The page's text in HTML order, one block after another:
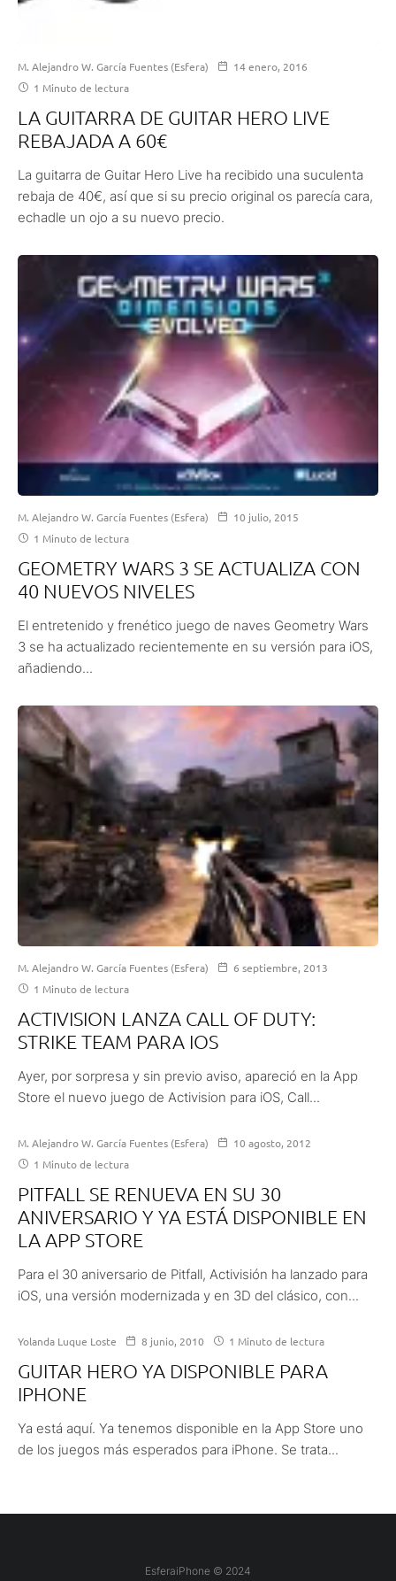
M. Alejandro W. García Fuentes (Esfera)
14 enero, 2016
1 Minuto de lectura
LA GUITARRA DE GUITAR HERO LIVE
REBAJADA A 60€
La guitarra de Guitar Hero Live ha recibido una suculenta
rebaja de 40€, así que si su precio original os parecía cara,
echadle un ojo a su nuevo precio.
M. Alejandro W. García Fuentes (Esfera)
10 julio, 2015
1 Minuto de lectura
GEOMETRY WARS 3 SE ACTUALIZA CON
40 NUEVOS NIVELES
El entretenido y frenético juego de naves Geometry Wars
3 se ha actualizado recientemente en su versión para iOS,
añadiendo...
M. Alejandro W. García Fuentes (Esfera)
6 septiembre, 2013
1 Minuto de lectura
ACTIVISION LANZA CALL OF DUTY:
STRIKE TEAM PARA IOS
Ayer, por sorpresa y sin previo aviso, apareció en la App
Store el nuevo juego de Activision para iOS, Call...
M. Alejandro W. García Fuentes (Esfera)
10 agosto, 2012
1 Minuto de lectura
PITFALL SE RENUEVA EN SU 30
ANIVERSARIO Y YA ESTÁ DISPONIBLE EN
LA APP STORE
Para el 30 aniversario de Pitfall, Activisión ha lanzado para
iOS, una versión modernizada y en 3D del clásico, con...
Yolanda Luque Loste 8 junio, 2010 1 Minuto de lectura
GUITAR HERO YA DISPONIBLE PARA
IPHONE
Ya está aquí. Ya tenemos disponible en la App Store uno
de los juegos más esperados para iPhone. Se trata...
EsferaiPhone © 2024